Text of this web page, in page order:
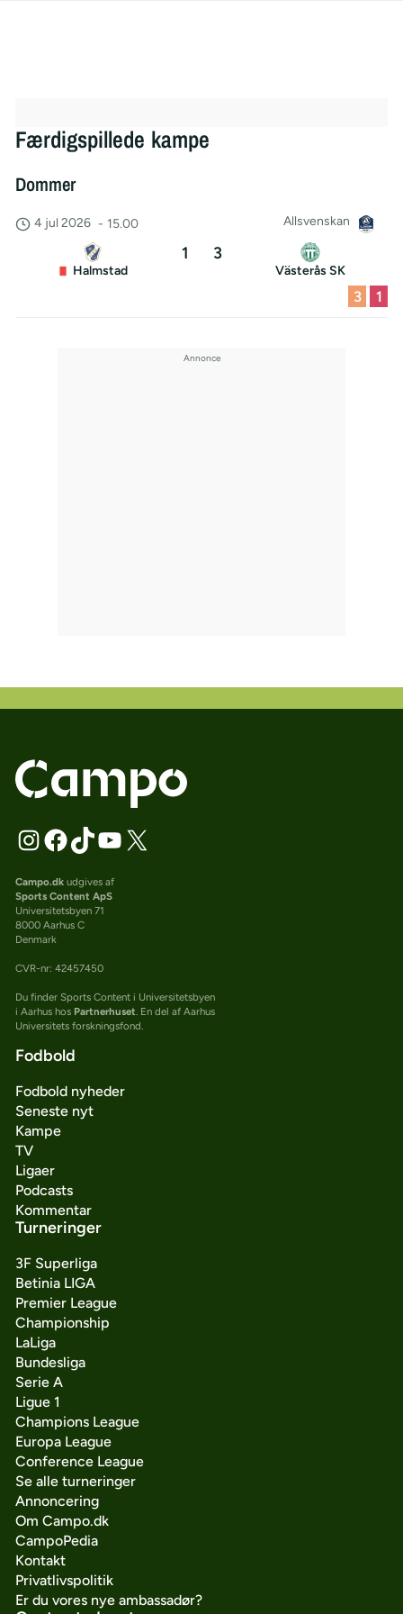
Færdigspillede kampe
Dommer
Allsvenskan
4 jul 2026 - 15.00
Halmstad
1 3
Västerås SK
3 1
Campo.dkudgives af
Sports Content ApS
Universitetsbyen 71
8000 Aarhus C
Denmark
CVR-nr: 42457450
Du finder Sports Content i Universitetsbyen
i Aarhus hos Partnerhuset. En del af Aarhus
Universitets forskningsfond.
Fodbold
Fodbold nyheder
Seneste nyt
Kampe
TV
Ligaer
Podcasts
Kommentar
Turneringer
3F Superliga
Betinia LIGA
Premier League
Championship
LaLiga
Bundesliga
Serie A
Ligue 1
Champions League
Europa League
Conference League
Se alle turneringer
Annoncering
Om Campo.dk
CampoPedia
Kontakt
Privatlivspolitik
Er du vores nye ambassadør?